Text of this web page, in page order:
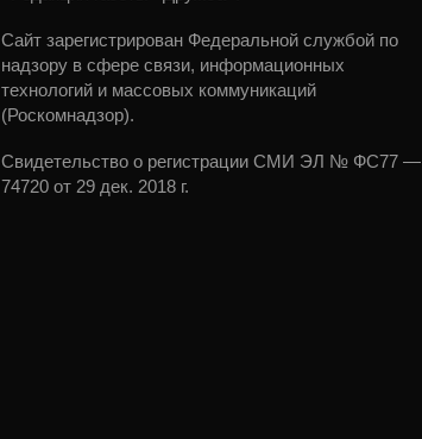
Сайт зарегистрирован Федеральной службой по
надзору в сфере связи, информационных
технологий и массовых коммуникаций
(Роскомнадзор).
Свидетельство о регистрации СМИ ЭЛ № ФС77 —
74720 от 29 дек. 2018 г.